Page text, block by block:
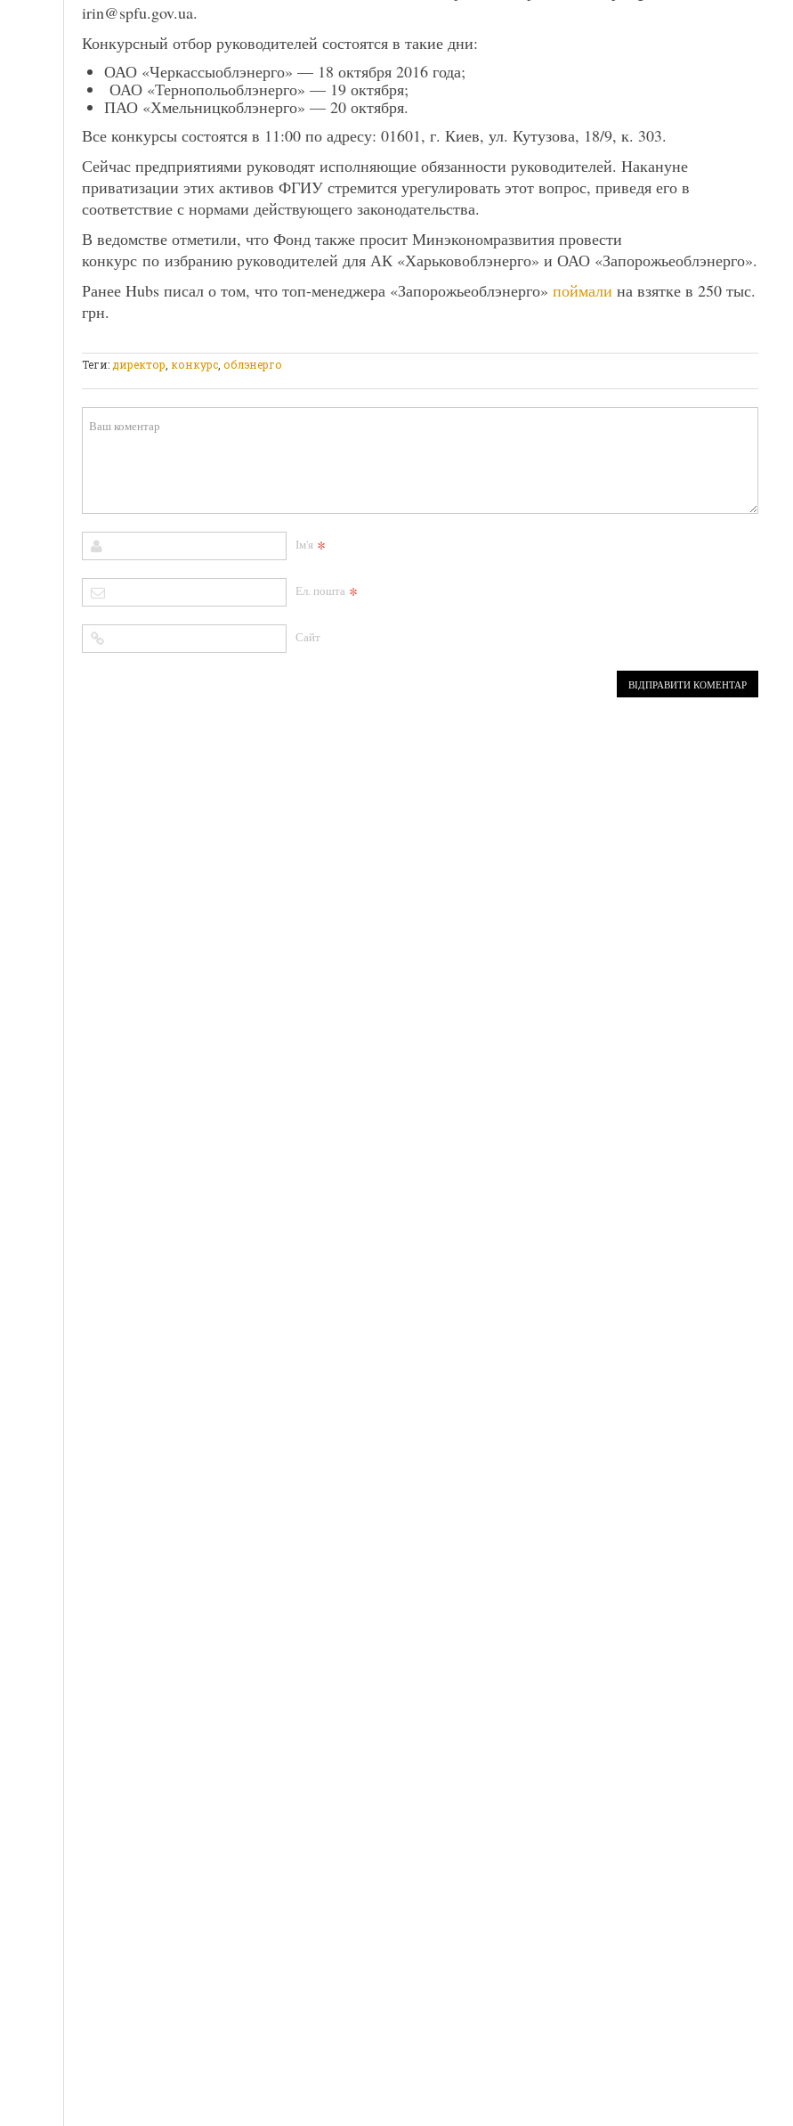
irin@spfu.gov.ua.
Конкурсный отбор руководителей состоятся в такие дни:
ОАО «Черкассыоблэнерго» — 18 октября 2016 года;
ОАО «Тернопольоблэнерго» — 19 октября;
ПАО «Хмельницкоблэнерго» — 20 октября.
Все конкурсы состоятся в 11:00 по адресу: 01601, г. Киев, ул. Кутузова, 18/9, к. 303.
Сейчас предприятиями руководят исполняющие обязанности руководителей. Накануне
приватизации этих активов ФГИУ стремится урегулировать этот вопрос, приведя его в
соответствие с нормами действующего законодательства.
В ведомстве отметили, что Фонд также просит Минэкономразвития провести
конкурс по избранию руководителей для АК «Харьковоблэнерго» и ОАО «Запорожьеоблэнерго».
Ранее Hubs писал о том, что топ-менеджера «Запорожьеоблэнерго» поймали на взятке в 250 тыс.
грн.
Теги: директор конкурс облэнерго
Ім'я *
Ел. пошта *
Сайт